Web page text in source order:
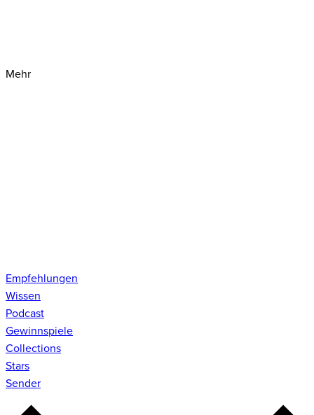
Mehr
Empfehlungen
Wissen
Podcast
Gewinnspiele
Collections
Stars
Sender